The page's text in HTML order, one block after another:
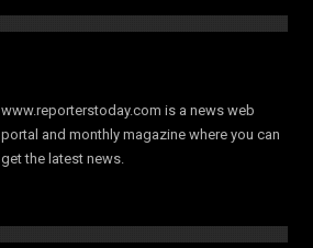
www.reporterstoday.com is a news web
portal and monthly magazine where you can
get the latest news.